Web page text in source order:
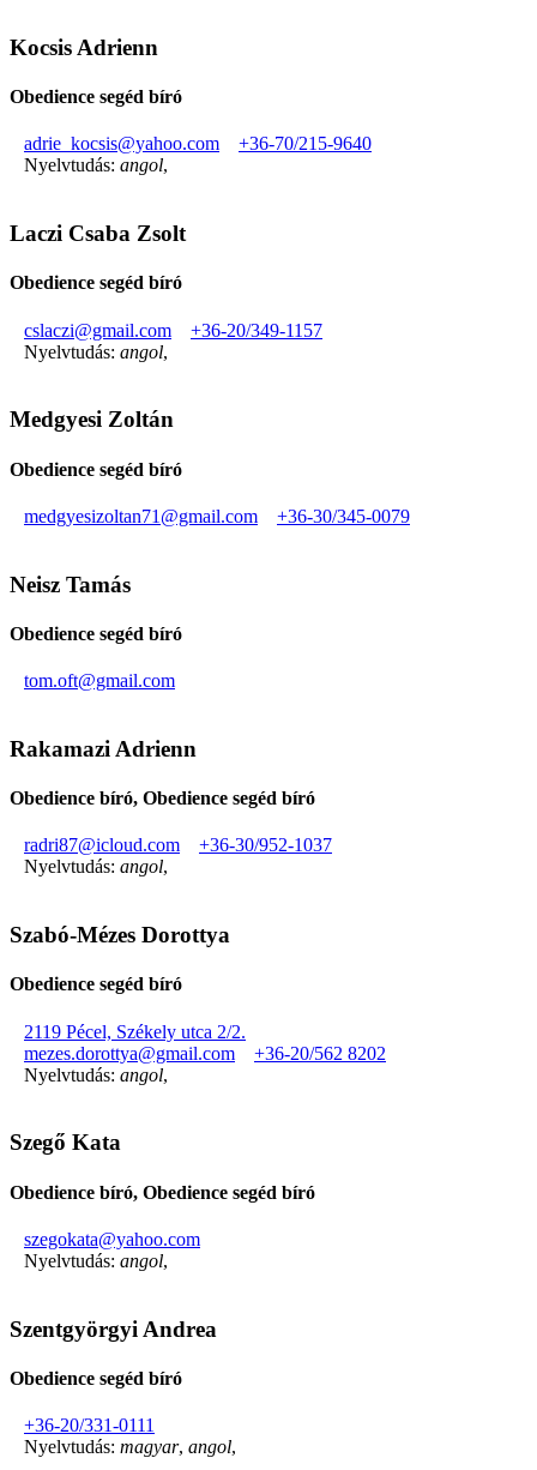
Kocsis Adrienn
Obedience segéd bíró
adrie_kocsis@yahoo.com
+36-70/215-9640
Nyelvtudás: angol,
Laczi Csaba Zsolt
Obedience segéd bíró
cslaczi@gmail.com
+36-20/349-1157
Nyelvtudás: angol,
Medgyesi Zoltán
Obedience segéd bíró
medgyesizoltan71@gmail.com +36-30/345-0079
Neisz Tamás
Obedience segéd bíró
tom.oft@gmail.com
Rakamazi Adrienn
Obedience bíró, Obedience segéd bíró
radri87@icloud.com
+36-30/952-1037
Nyelvtudás: angol,
Szabó-Mézes Dorottya
Obedience segéd bíró
2119 Pécel, Székely utca 2/2.
mezes.dorottya@gmail.com
+36-20/562 8202
Nyelvtudás: angol,
Szegő Kata
Obedience bíró, Obedience segéd bíró
szegokata@yahoo.com
Nyelvtudás: angol,
Szentgyörgyi Andrea
Obedience segéd bíró
+36-20/331-0111
Nyelvtudás: magyar, angol,